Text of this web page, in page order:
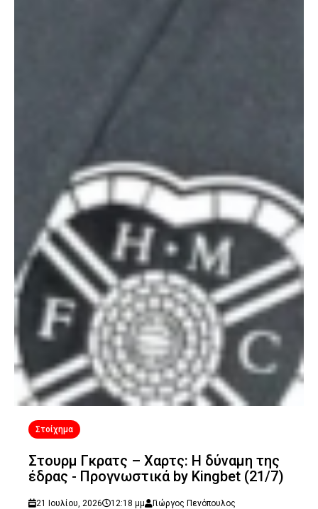
Στοίχημα
Στουρμ Γκρατς – Χαρτς: Η δύναμη της
έδρας - Προγνωστικά by Kingbet (21/7)
21 Ιουλίου, 2026 12:18 μμ Γιώργος Πενόπουλος